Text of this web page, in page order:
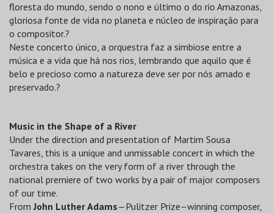
floresta do mundo, sendo o nono e último o do rio Amazonas,
gloriosa fonte de vida no planeta e núcleo de inspiração para
o compositor.?
Neste concerto único, a orquestra faz a simbiose entre a
música e a vida que há nos rios, lembrando que aquilo que é
belo e precioso como a natureza deve ser por nós amado e
preservado.?
Music in the Shape of a River
Under the direction and presentation of Martim Sousa
Tavares, this is a unique and unmissable concert in which the
orchestra takes on the very form of a river through the
national premiere of two works by a pair of major composers
of our time.
FromJohn Luther Adams—Pulitzer Prize–winning composer,